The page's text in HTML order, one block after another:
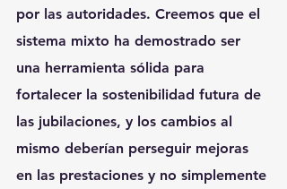
por las autoridades. Creemos que el
sistema mixto ha demostrado ser
una herramienta sólida para
fortalecer la sostenibilidad futura de
las jubilaciones, y los cambios al
mismo deberían perseguir mejoras
en las prestaciones y no simplemente